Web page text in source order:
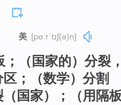
美 [pɑːrˈtɪʃ(ə)n]
；（国家的）分裂
；（数学）分割
国家）；（用隔